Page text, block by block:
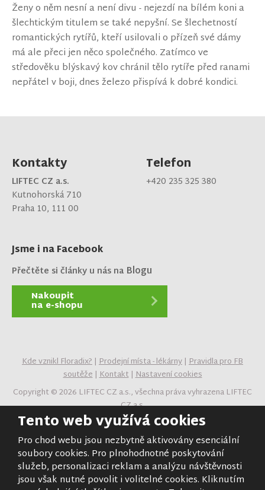
Ženy o něm nesní a není divu - nejezdí na bílém koni a
šlechtickým titulem se také nepyšní. Se šlechetností
romantických rytířů, kteří usilovali o přízeň své dámy
má ale přeci jen něco společného. Zatímco ve
středověku blýskavý kov chránil tělo rytíře před ranami
nepřátel v boji, dnes železo přispívá k dobré kondici.
Kontakty
LIFTEC CZ a.s.
Kutnohorská 710
Praha 10, 111 00
Telefon
+420 235 325 380
Jsme i na Facebook
Přečtěte si články u nás na Blogu
Nakoupit
na e-shopu
Copyright © 2026 LIFTEC CZ a.s., všechna práva vyhrazena LIFTEC
CZ a.s.
Obsah stránek je majetkem provozovatele. Kopírování,
zveřejňování textů či fotografií je povoleno pouze s jeho
souhlasem.
Kde vznikl Floradix? | Prodejní místa - lékárny | Pravidla pro FB
soutěže |Kontakt |Nastavení cookies
Tento web využívá cookies
Pro chod webu jsou nezbytně aktivovány esenciální
soubory cookies. Pro plnohodnotné poskytování
služeb, personalizaci reklam a analýzu návštěvnosti
jsou však nutné povolit i volitelné cookies. Kliknutím